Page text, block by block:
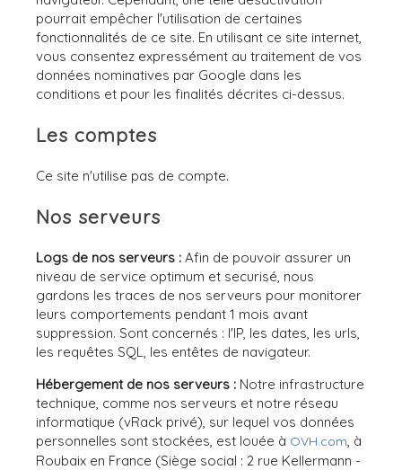
pourrait empêcher l'utilisation de certaines
fonctionnalités de ce site. En utilisant ce site internet,
vous consentez expressément au traitement de vos
données nominatives par Google dans les
conditions et pour les finalités décrites ci-dessus.
Les comptes
Ce site n'utilise pas de compte.
Nos serveurs
Logs de nos serveurs :Afin de pouvoir assurer un
niveau de service optimum et securisé, nous
gardons les traces de nos serveurs pour monitorer
leurs comportements pendant 1 mois avant
suppression. Sont concernés : l'IP, les dates, les urls,
les requêtes SQL, les entêtes de navigateur.
Hébergement de nos serveurs : Notre infrastructure
technique, comme nos serveurs et notre réseau
informatique (vRack privé), sur lequel vos données
personnelles sont stockées, est louée à OVH.com, à
Roubaix en France (Siège social : 2 rue Kellermann -